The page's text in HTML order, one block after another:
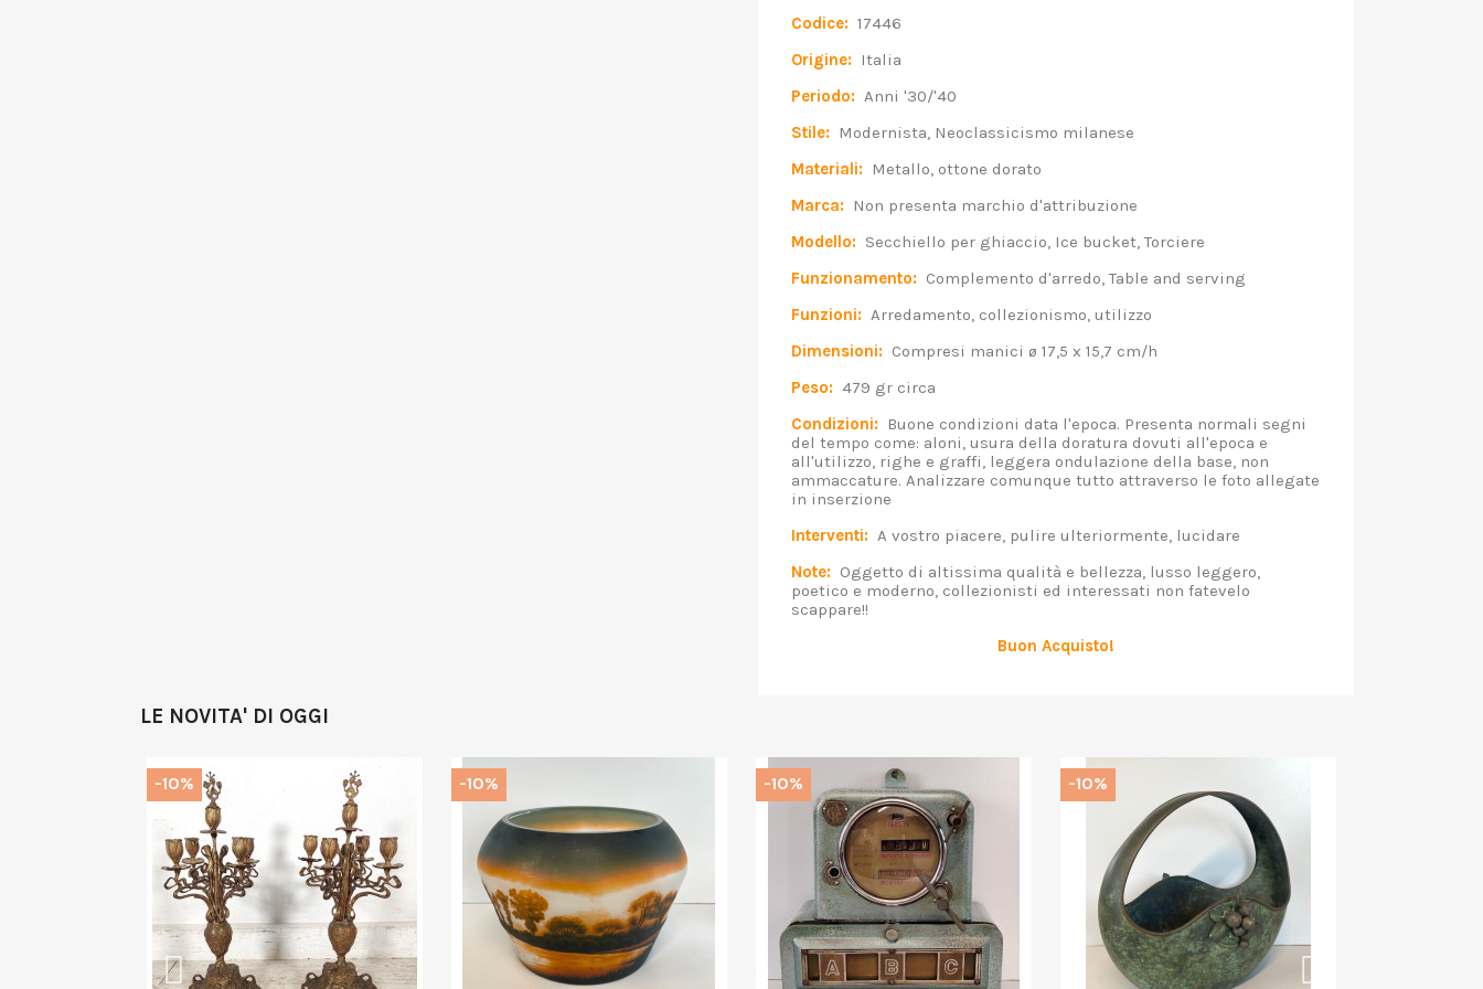
Codice: 17446
Origine: Italia
Periodo: Anni '30/'40
Stile: Modernista, Neoclassicismo milanese
Materiali: Metallo, ottone dorato
Marca: Non presenta marchio d'attribuzione
Modello: Secchiello per ghiaccio, Ice bucket, Torciere
Funzionamento: Complemento d'arredo, Table and serving
Funzioni: Arredamento, collezionismo, utilizzo
Dimensioni: Compresi manici ø 17,5 x 15,7 cm/h
Peso: 479 gr circa
Condizioni: Buone condizioni data l'epoca. Presenta normali segni
del tempo come: aloni, usura della doratura dovuti all'epoca e
all'utilizzo, righe e graffi, leggera ondulazione della base, non
ammaccature. Analizzare comunque tutto attraverso le foto allegate
in inserzione
Interventi: A vostro piacere, pulire ulteriormente, lucidare
Note: Oggetto di altissima qualità e bellezza, lusso leggero,
poetico e moderno, collezionisti ed interessati non fatevelo
scappare!!
Buon Acquisto!
LE NOVITA' DI OGGI
-10% -10% -10% -10%